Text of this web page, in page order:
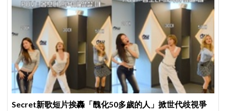
Secret新歌短片挨轟「醜化50多歲的人」掀世代歧視爭